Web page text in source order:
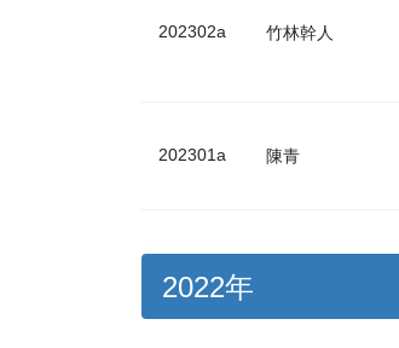
202302a 竹林幹人
202301a 陳青
2022年